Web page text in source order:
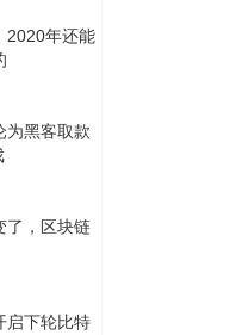
2020年还能
为黑客取款
了，区块链
启下轮比特